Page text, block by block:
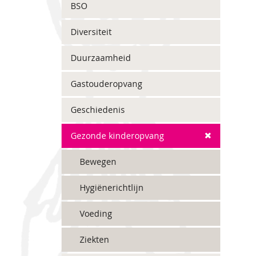
BSO
Diversiteit
Duurzaamheid
Gastouderopvang
Geschiedenis
Gezonde kinderopvang
Bewegen
Hygiënerichtlijn
Voeding
Ziekten